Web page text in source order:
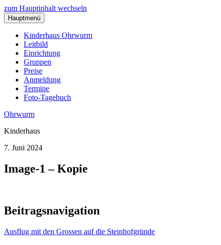
zum Hauptinhalt wechseln
Hauptmenü
Kinderhaus Ohrwurm
Leitbild
Einrichtung
Gruppen
Preise
Anmeldung
Termine
Foto-Tagebuch
Ohrwurm
Kinderhaus
7. Juni 2024
Image-1 – Kopie
Beitragsnavigation
Ausflug mit den Grossen auf die Steinhofgründe